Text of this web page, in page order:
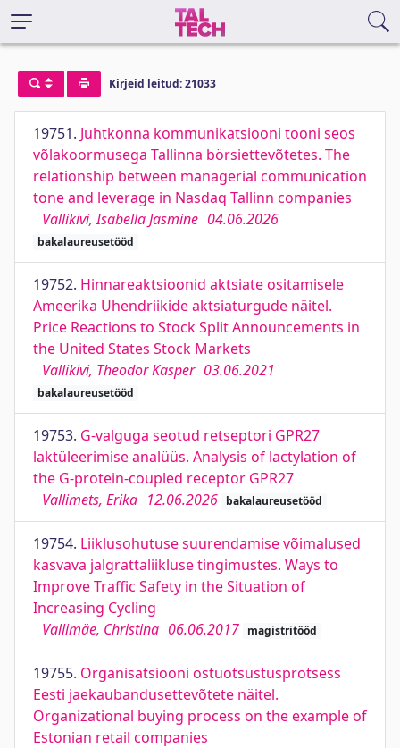
Kirjeid leitud: 21033
19751. Juhtkonna kommunikatsiooni tooni seos
võlakoormusega Tallinna börsiettevõtetes. The
relationship between managerial communication
tone and leverage in Nasdaq Tallinn companies
Vallikivi, Isabella Jasmine 04.06.2026
bakalaureusetööd
19752. Hinnareaktsioonid aktsiate ositamisele
Ameerika Ühendriikide aktsiaturgude näitel.
Price Reactions to Stock Split Announcements in
the United States Stock Markets
Vallikivi, Theodor Kasper 03.06.2021
bakalaureusetööd
19753. G-valguga seotud retseptori GPR27
laktüleerimise analüüs. Analysis of lactylation of
the G-protein-coupled receptor GPR27
Vallimets, Erika 12.06.2026 bakalaureusetööd
19754. Liiklusohutuse suurendamise võimalused
kasvava jalgrattaliikluse tingimustes. Ways to
Improve Traffic Safety in the Situation of
Increasing Cycling
Vallimäe, Christina 06.06.2017 magistritööd
19755. Organisatsiooni ostuotsustusprotsess
Eesti jaekaubandusettevõtete näitel.
Organizational buying process on the example of
Estonian retail companies